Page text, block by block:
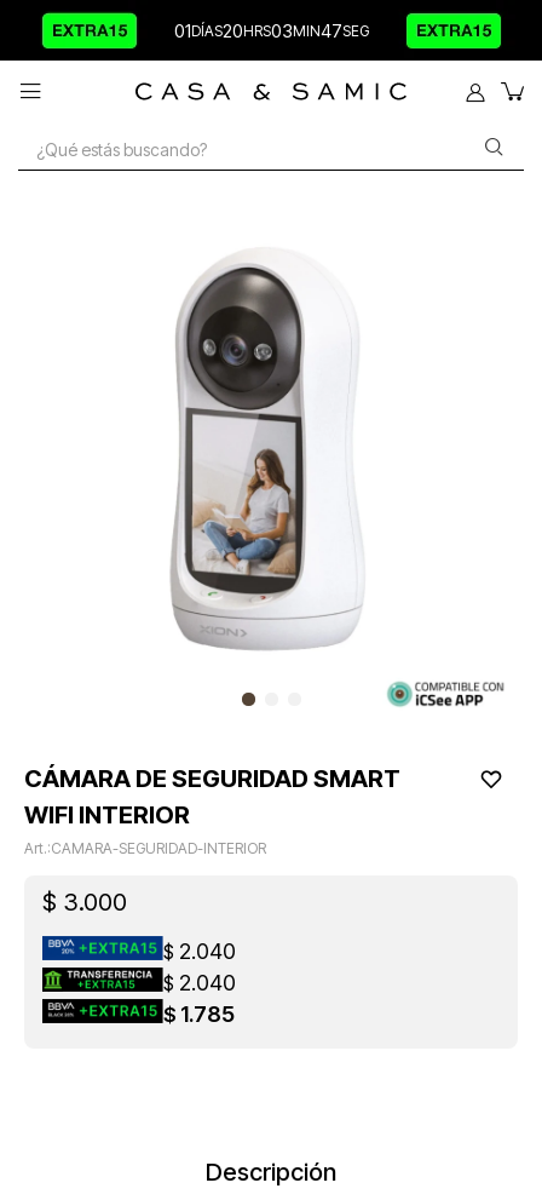
01 20 03 47

CÁMARA DE SEGURIDAD SMART
WIFI INTERIOR
CAMARA-SEGURIDAD-INTERIOR
$ 3.000
$ 2.040
$ 2.040
$ 1.785
Descripción